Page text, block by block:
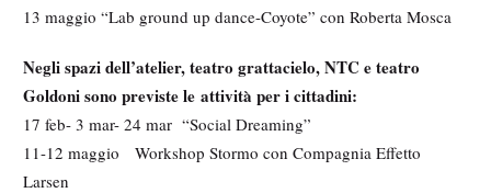
13 maggio “Lab ground up dance-Coyote” con Roberta Mosca
Negli spazi dell’atelier, teatro grattacielo, NTC e teatro
Goldoni sono previste le attività per i cittadini:
17 feb- 3 mar- 24 mar “Social Dreaming”
11-12 maggio Workshop Stormo con Compagnia Effetto
Larsen